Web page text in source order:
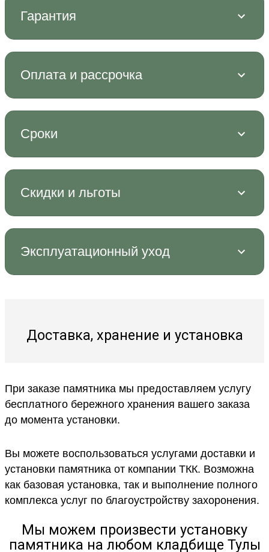
Гарантия
Оплата и рассрочка
Сроки
Скидки и льготы
Эксплуатационный уход
Доставка, хранение и установка
При заказе памятника мы предоставляем услугу
бесплатного бережного хранения вашего заказа
до момента установки.
Вы можете воспользоваться услугами доставки и
установки памятника от компании ТКК. Возможна
как базовая установка, так и выполнение полного
комплекса услуг по благоустройству захоронения.
Мы можем произвести установку
памятника на любом кладбище Тулы